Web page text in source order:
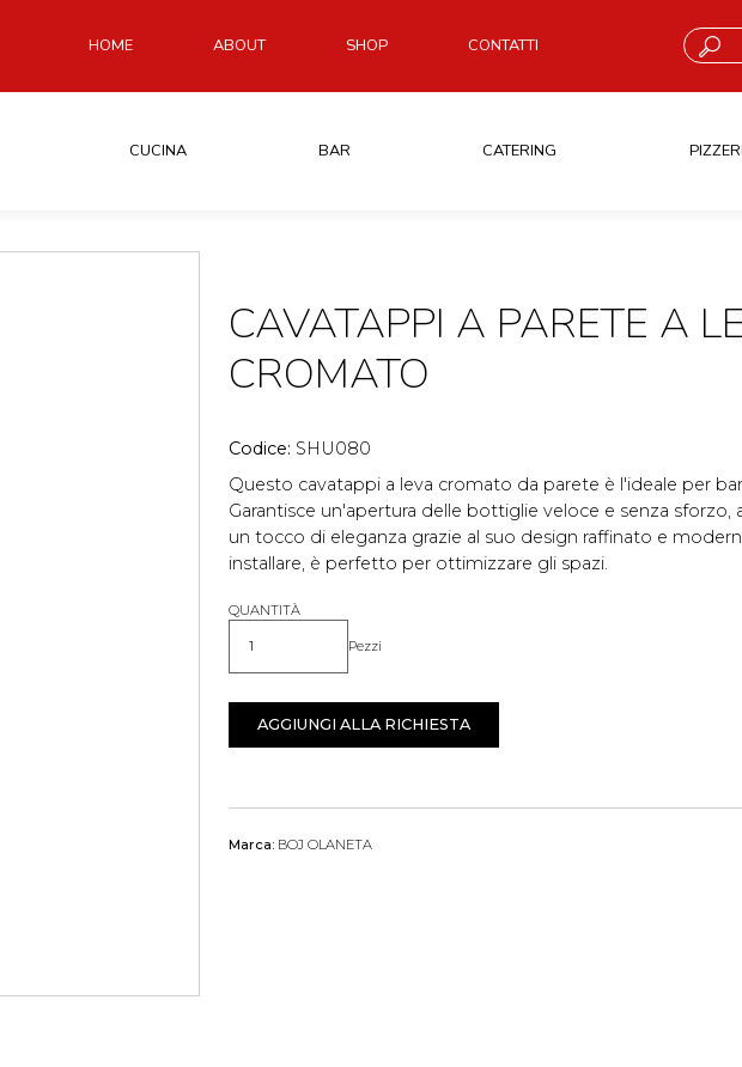
HOME ABOUT SHOP CONTATTI Cosa stai
CUCINA BAR CATERING
CAVATAPPI A PARETE A
CROMATO
Codice: SHU080
Questo cavatappi a leva cromato da parete è l'ideale per
Garantisce un'apertura delle bottiglie veloce e senza sforzo,
un tocco di eleganza grazie al suo design raffinato e
installare, è perfetto per ottimizzare gli spazi.
QUANTITÀ
Quantità Pezzi
AGGIUNGI ALLA RICHIESTA
Marca: BOJ OLANETA